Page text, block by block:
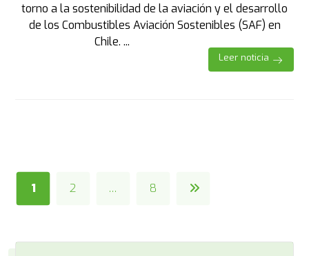
torno a la sostenibilidad de la aviación y el desarrollo
de los Combustibles Aviación Sostenibles (SAF) en
Chile. ...
Leer noticia
1 2 … 8